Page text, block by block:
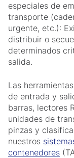
especiales de
transporte
urgente, etc.):
distribuir o
determinados
salida.
Las
de entrada y
barras, lectores
unidades de
pinzas y
nuestros
contenedores